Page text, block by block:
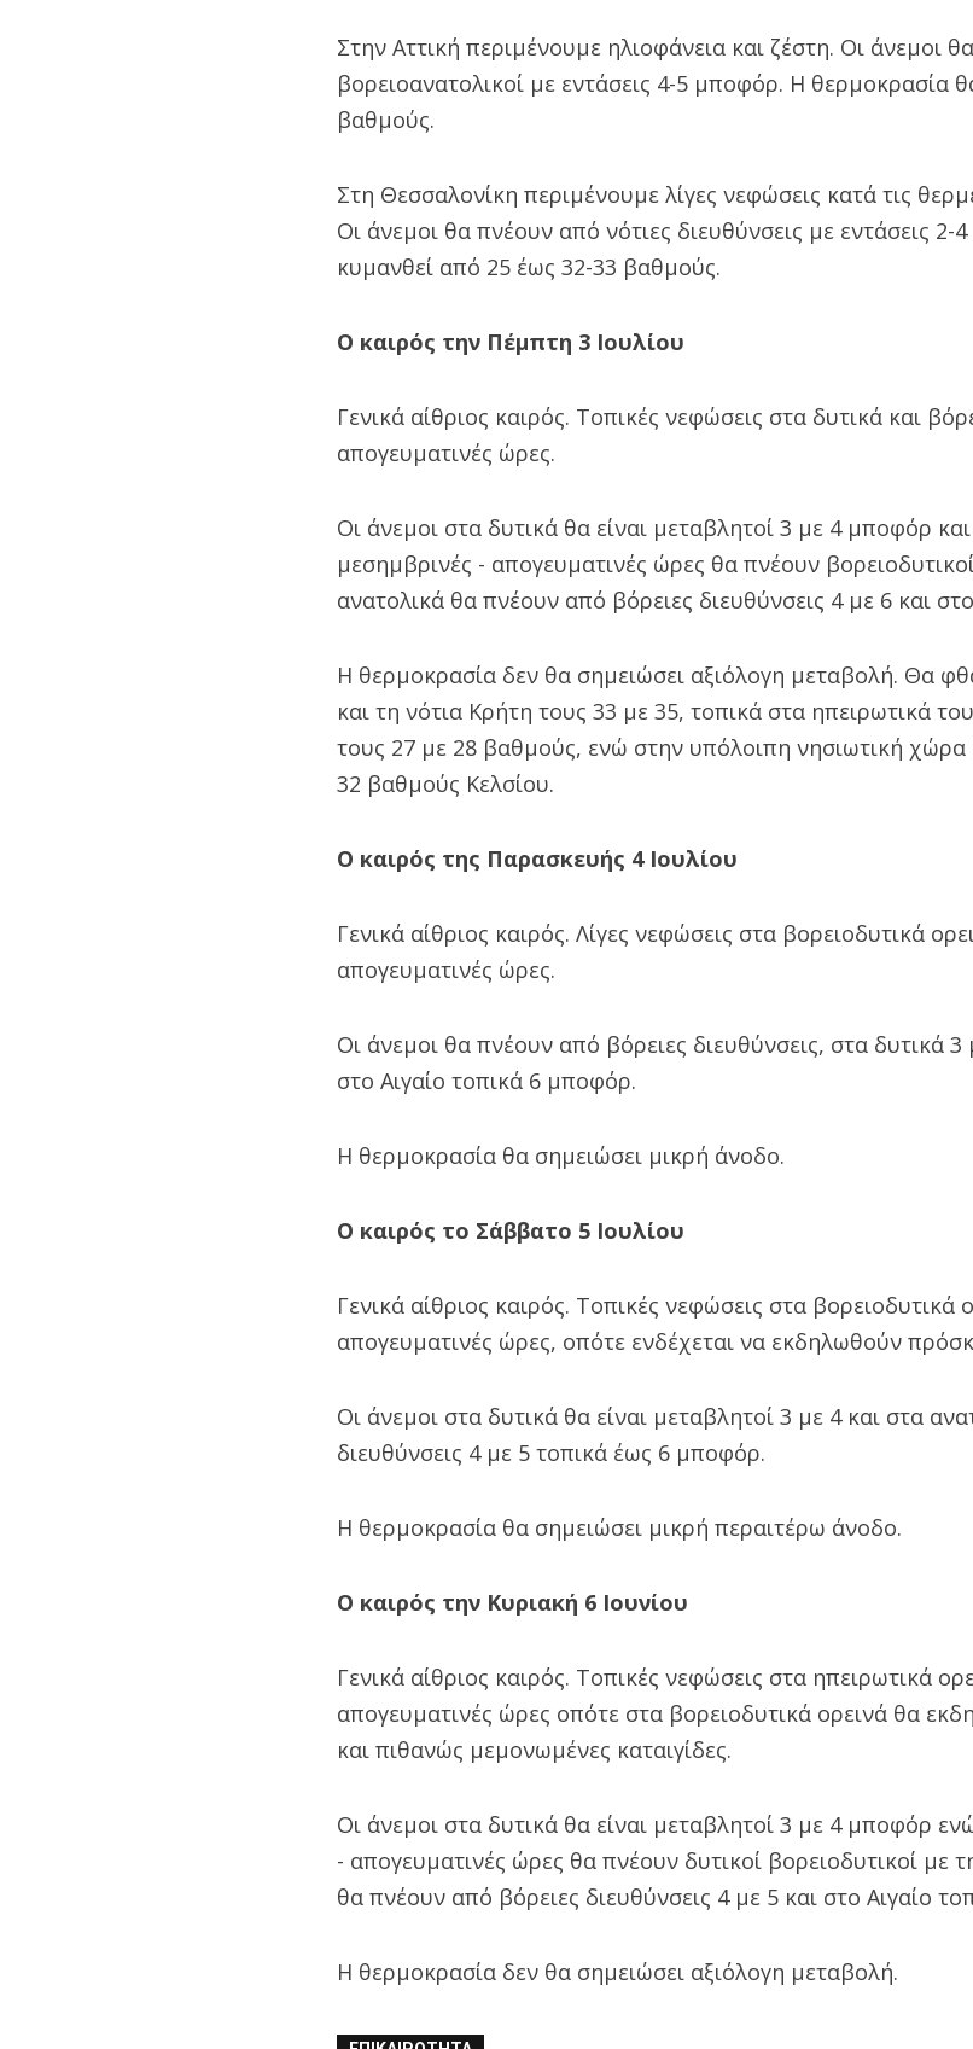
Στην Αττική περιμένουμε ηλιοφάνεια και ζέστη. Οι άνεμοι
βορειοανατολικοί με εντάσεις 4-5 μποφόρ. Η θερμοκρασία
βαθμούς.
Στη Θεσσαλονίκη περιμένουμε λίγες νεφώσεις κατά τις
Οι άνεμοι θα πνέουν από νότιες διευθύνσεις με εντάσεις
κυμανθεί από 25 έως 32-33 βαθμούς.
Ο καιρός την Πέμπτη 3 Ιουλίου
Γενικά αίθριος καιρός. Τοπικές νεφώσεις στα δυτικά και
απογευματινές ώρες.
Οι άνεμοι στα δυτικά θα είναι μεταβλητοί 3 με 4 μποφόρ
μεσημβρινές - απογευματινές ώρες θα πνέουν
ανατολικά θα πνέουν από βόρειες διευθύνσεις 4 με 6 και
Η θερμοκρασία δεν θα σημειώσει αξιόλογη μεταβολή. Θα
και τη νότια Κρήτη τους 33 με 35, τοπικά στα ηπειρωτικά
τους 27 με 28 βαθμούς, ενώ στην υπόλοιπη νησιωτική χώρα
32 βαθμούς Κελσίου.
Ο καιρός της Παρασκευής 4 Ιουλίου
Γενικά αίθριος καιρός. Λίγες νεφώσεις στα βορειοδυτικά
απογευματινές ώρες.
Οι άνεμοι θα πνέουν από βόρειες διευθύνσεις, στα δυτικά
στο Αιγαίο τοπικά 6 μποφόρ.
Η θερμοκρασία θα σημειώσει μικρή άνοδο.
Ο καιρός το Σάββατο 5 Ιουλίου
Γενικά αίθριος καιρός. Τοπικές νεφώσεις στα βορειοδυτικά
απογευματινές ώρες, οπότε ενδέχεται να εκδηλωθούν
Οι άνεμοι στα δυτικά θα είναι μεταβλητοί 3 με 4 και στα
διευθύνσεις 4 με 5 τοπικά έως 6 μποφόρ.
Η θερμοκρασία θα σημειώσει μικρή περαιτέρω άνοδο.
Ο καιρός την Κυριακή 6 Ιουνίου
Γενικά αίθριος καιρός. Τοπικές νεφώσεις στα ηπειρωτικά
απογευματινές ώρες οπότε στα βορειοδυτικά ορεινά θα
και πιθανώς μεμονωμένες καταιγίδες.
Οι άνεμοι στα δυτικά θα είναι μεταβλητοί 3 με 4 μποφόρ
- απογευματινές ώρες θα πνέουν δυτικοί βορειοδυτικοί με
θα πνέουν από βόρειες διευθύνσεις 4 με 5 και στο Αιγαίο
Η θερμοκρασία δεν θα σημειώσει αξιόλογη μεταβολή.